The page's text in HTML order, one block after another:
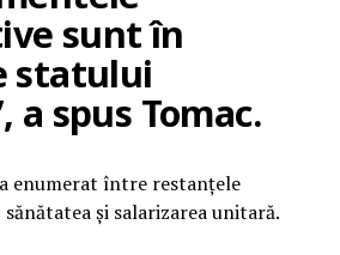
sunt în
statului
a spus Tomac.
enumerat între restanțele
și salarizarea unitară.